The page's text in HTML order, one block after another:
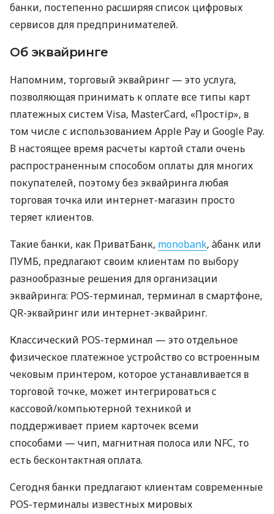
банки, постепенно расширяя список цифровых
сервисов для предпринимателей.
Об эквайринге
Напомним, торговый эквайринг — это услуга,
позволяющая принимать к оплате все типы карт
платежных систем Visa, MasterCard, «Простір», в
том числе с использованием Apple Pay и Google Pay.
В настоящее время расчеты картой стали очень
распространенным способом оплаты для многих
покупателей, поэтому без эквайринга любая
торговая точка или интернет-магазин просто
теряет клиентов.
Такие банки, как ПриватБанк, monobank, àбанк или
ПУМБ, предлагают своим клиентам по выбору
разнообразные решения для организации
эквайринга: POS-терминал, терминал в смартфоне,
QR-эквайринг или интернет-эквайринг.
Классический POS-терминал — это отдельное
физическое платежное устройство со встроенным
чековым принтером, которое устанавливается в
торговой точке, может интегрироваться с
кассовой/компьютерной техникой и
поддерживает прием карточек всеми
способами — чип, магнитная полоса или NFC, то
есть бесконтактная оплата.
Сегодня банки предлагают клиентам современные
POS-терминалы известных мировых